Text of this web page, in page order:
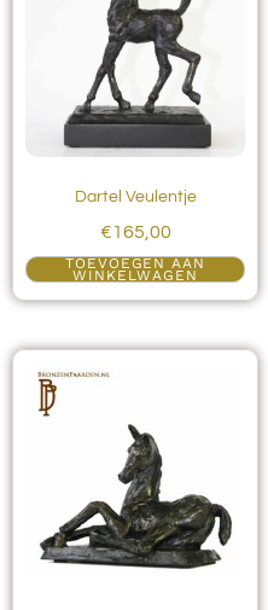
Dartel Veulentje
€165,00
TOEVOEGEN AAN
WINKELWAGEN